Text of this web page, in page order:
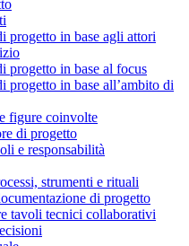
progetto in base agli attori
progetto in base al focus
progetto in base all’ambito di
figure coinvolte
di progetto
e responsabilità
strumenti e rituali
di progetto
tavoli tecnici collaborativi